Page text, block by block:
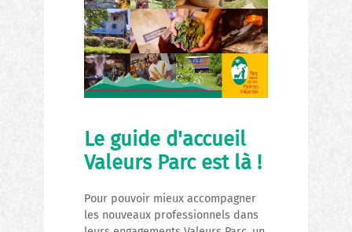
Le guide d'accueil
Valeurs Parc est là !
Pour pouvoir mieux accompagner
les nouveaux professionnels dans